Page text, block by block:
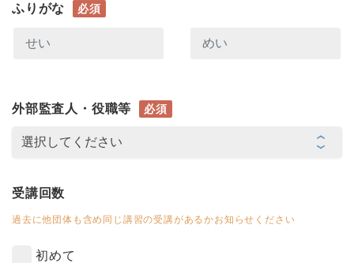
ふりがな 必須
外部監査人・役職等 必須
受講回数
過去に他団体も含め同じ講習の受講があるかお知らせください
初めて